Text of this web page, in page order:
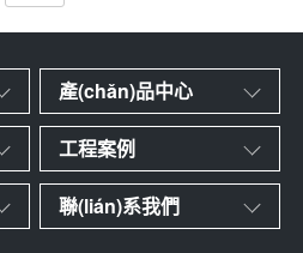
產(chǎn)品中心
工程案例
聯(lián)系我們